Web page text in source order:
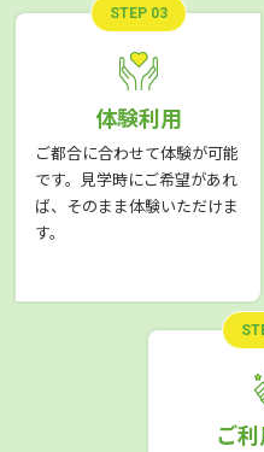
STEP 03
体験利用
ご都合に合わせて体験が可能
です。見学時にご希望があれ
ば、そのまま体験いただけま
す。
ご